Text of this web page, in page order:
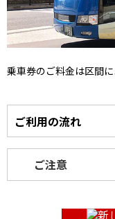
乗車券のご料金は区間に
ご利用の流れ
ご注意